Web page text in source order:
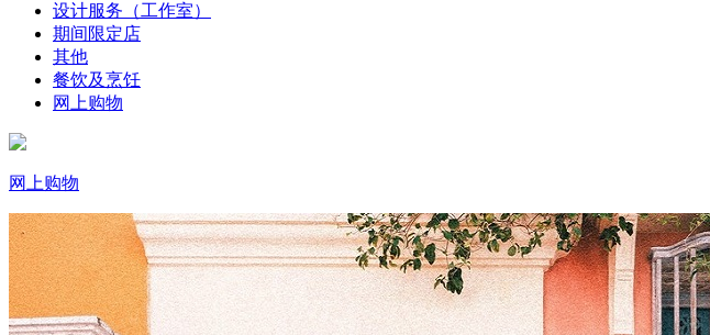
设计服务（工作室）
期间限定店
其他
餐饮及烹饪
网上购物
网上购物